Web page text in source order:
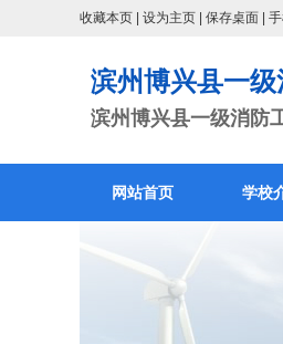
收藏本页 设为主页 保存桌面
滨州博兴县一
滨州博兴县一级消防
网站首页 学校